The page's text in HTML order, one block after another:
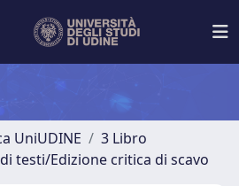
UniUDINE
3 Libro
testi/Edizione critica di scavo